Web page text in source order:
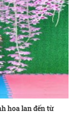
hoa lan đến từ